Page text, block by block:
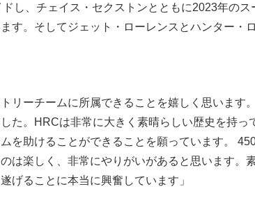
し、チェイス・セクストンとともに2023年の
す。そしてジェット・ローレンスとハンター・
リーチームに所属できることを嬉しく思います
た。HRCは非常に大きく素晴らしい歴史を持っ
を助けることができることを願っています。
は楽しく、非常にやりがいがあると思います。
げることに本当に興奮しています」